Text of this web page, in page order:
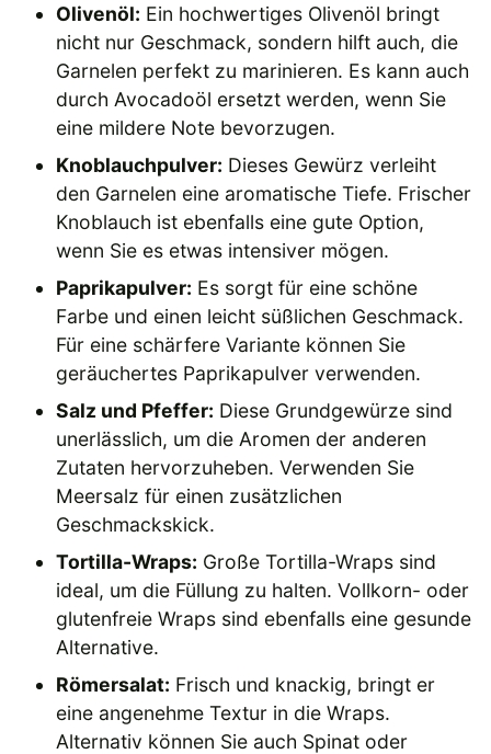
Olivenöl: Ein hochwertiges Olivenöl bringt
nicht nur Geschmack, sondern hilft auch, die
Garnelen perfekt zu marinieren. Es kann auch
durch Avocadoöl ersetzt werden, wenn Sie
eine mildere Note bevorzugen.
Knoblauchpulver: Dieses Gewürz verleiht
den Garnelen eine aromatische Tiefe. Frischer
Knoblauch ist ebenfalls eine gute Option,
wenn Sie es etwas intensiver mögen.
Paprikapulver: Es sorgt für eine schöne
Farbe und einen leicht süßlichen Geschmack.
Für eine schärfere Variante können Sie
geräuchertes Paprikapulver verwenden.
Salz und Pfeffer: Diese Grundgewürze sind
unerlässlich, um die Aromen der anderen
Zutaten hervorzuheben. Verwenden Sie
Meersalz für einen zusätzlichen
Geschmackskick.
Tortilla-Wraps: Große Tortilla-Wraps sind
ideal, um die Füllung zu halten. Vollkorn- oder
glutenfreie Wraps sind ebenfalls eine gesunde
Alternative.
Römersalat: Frisch und knackig, bringt er
eine angenehme Textur in die Wraps.
Alternativ können Sie auch Spinat oder